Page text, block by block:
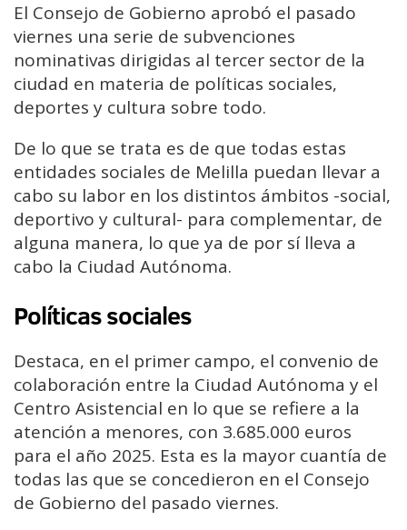
El Consejo de Gobierno aprobó el pasado
viernes una serie de subvenciones
nominativas dirigidas al tercer sector de la
ciudad en materia de políticas sociales,
deportes y cultura sobre todo.
De lo que se trata es de que todas estas
entidades sociales de Melilla puedan llevar a
cabo su labor en los distintos ámbitos -social,
deportivo y cultural- para complementar, de
alguna manera, lo que ya de por sí lleva a
cabo la Ciudad Autónoma.
Políticas sociales
Destaca, en el primer campo, el convenio de
colaboración entre la Ciudad Autónoma y el
Centro Asistencial en lo que se refiere a la
atención a menores, con 3.685.000 euros
para el año 2025. Esta es la mayor cuantía de
todas las que se concedieron en el Consejo
de Gobierno del pasado viernes.